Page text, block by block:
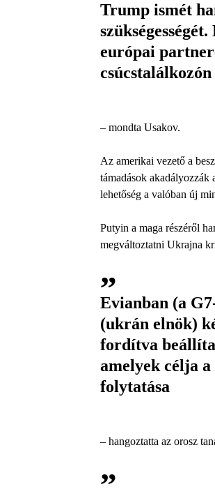
Trump ismét
európai
csúcstalálkozón
– mondta Usakov.
Az amerikai vezető a
támadások
lehetőség a valóban új
Putyin a maga részéről
megváltoztatni Ukrajna
Evianban (a
(ukrán elnök)
fordítva
amelyek célja
folytatása
– hangoztatta az orosz